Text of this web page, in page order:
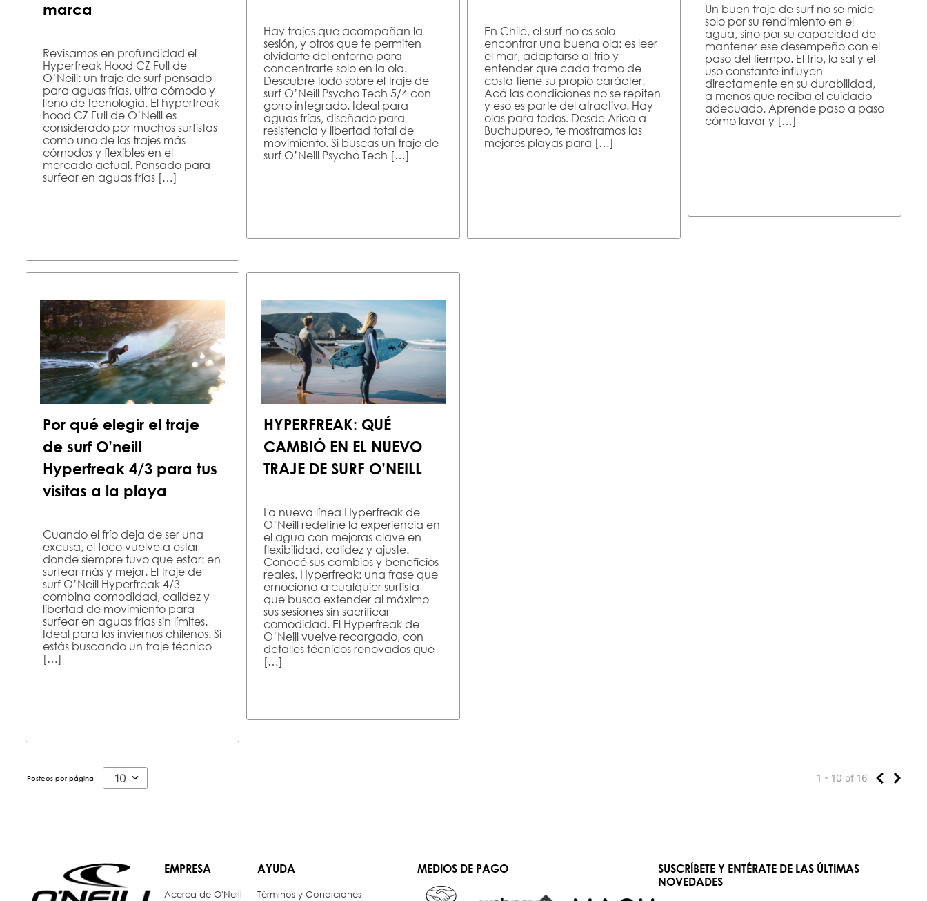
marca
Revisamos en profundidad el
Hyperfreak Hood CZ Full de
O’Neill: un traje de surf pensado
para aguas frías, ultra cómodo y
lleno de tecnología. El hyperfreak
hood CZ Full de O’Neill es
considerado por muchos surfistas
como uno de los trajes más
cómodos y flexibles en el
mercado actual. Pensado para
surfear en aguas frías […]
Hay trajes que acompañan la
sesión, y otros que te permiten
olvidarte del entorno para
concentrarte solo en la ola.
Descubre todo sobre el traje de
surf O’Neill Psycho Tech 5/4 con
gorro integrado. Ideal para
aguas frías, diseñado para
resistencia y libertad total de
movimiento. Si buscas un traje de
surf O’Neill Psycho Tech […]
En Chile, el surf no es solo
encontrar una buena ola: es leer
el mar, adaptarse al frío y
entender que cada tramo de
costa tiene su propio carácter.
Acá las condiciones no se repiten
y eso es parte del atractivo. Hay
olas para todos. Desde Arica a
Buchupureo, te mostramos las
mejores playas para […]
Un buen traje de surf no se mide
solo por su rendimiento en el
agua, sino por su capacidad de
mantener ese desempeño con el
paso del tiempo. El frío, la sal y el
uso constante influyen
directamente en su durabilidad,
a menos que reciba el cuidado
adecuado. Aprende paso a paso
cómo lavar y […]
Por qué elegir el traje
de surf O’neill
Hyperfreak 4/3 para tus
visitas a la playa
Cuando el frío deja de ser una
excusa, el foco vuelve a estar
donde siempre tuvo que estar: en
surfear más y mejor. El traje de
surf O’Neill Hyperfreak 4/3
combina comodidad, calidez y
libertad de movimiento para
surfear en aguas frías sin límites.
Ideal para los inviernos chilenos. Si
estás buscando un traje técnico
[…]
HYPERFREAK: QUÉ
CAMBIÓ EN EL NUEVO
TRAJE DE SURF O’NEILL
La nueva línea Hyperfreak de
O’Neill redefine la experiencia en
el agua con mejoras clave en
flexibilidad, calidez y ajuste.
Conocé sus cambios y beneficios
reales. Hyperfreak: una frase que
emociona a cualquier surfista
que busca extender al máximo
sus sesiones sin sacrificar
comodidad. El Hyperfreak de
O’Neill vuelve recargado, con
detalles técnicos renovados que
[…]
10 1 - 10of 16
EMPRESA
Acerca de O'Neill
AYUDA
Términos y Condiciones
MEDIOS DE PAGO
SUSCRÍBETE Y ENTÉRATE DE LAS ÚLTIMAS
NOVEDADES